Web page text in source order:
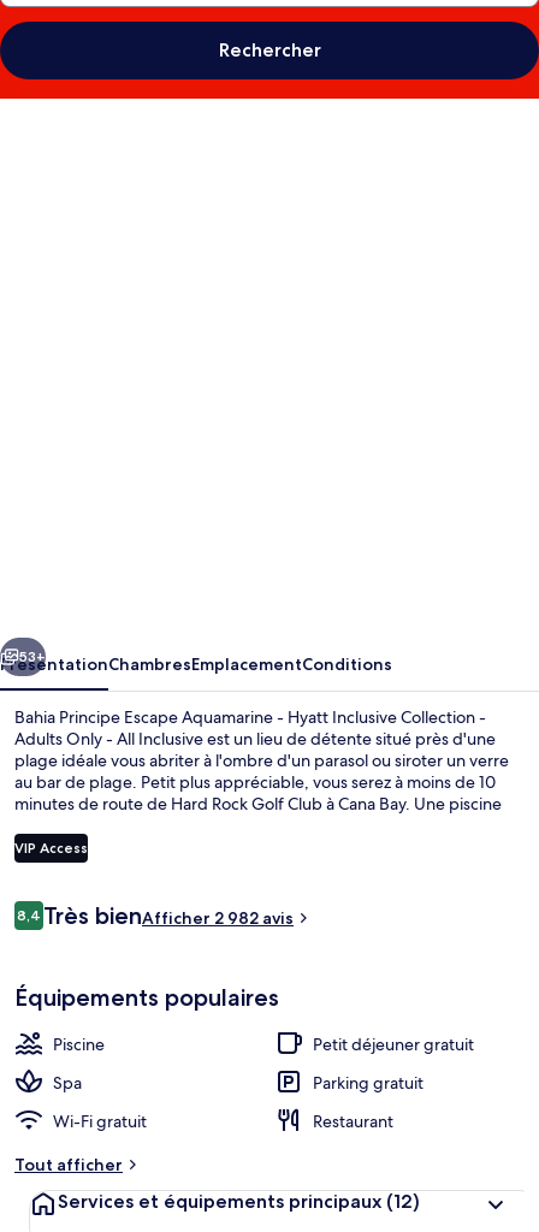
Rechercher
-
Hyatt
Inclusive
Collection
Adults
Only
All
Inclusive
Vue aérienne
Suivant
53+
PrésentationChambresEmplacementConditions
Bahia Principe Escape Aquamarine - Hyatt Inclusive Collection -
Adults Only - All Inclusive est un lieu de détente situé près d'une
plage idéale vous abriter à l'ombre d'un parasol ou siroter un verre
au bar de plage. Petit plus appréciable, vous serez à moins de 10
minutes de route de Hard Rock Golf Club à Cana Bay. Une piscine
détente, tandis que ceux souhaitant se faire chouchouter pourront
profiter des dépresso-massages, des enveloppements corporels et
internationale, l'établissement Acuario figure parmi les 13
restaurants et 3 bars/salons. Parmi les autres avantages de cet
sans soucis. Les autres voyageurs ne tarissent pas d'éloges en ce qui
VIP Access
Avis
voyageurs
8,48,4 sur 10
Très bienAfficher 2 982 avis
Équipements populaires
Piscine
Petit déjeuner gratuit
Spa
Parking gratuit
Wi-Fi gratuit
Restaurant
Tout afficher
Services et équipements principaux (12)